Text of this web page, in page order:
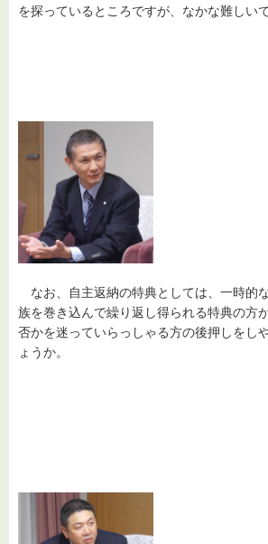
を探っているところですが、なかな難しいで
なお、自主返納の特典としては、一時的
族を巻き込んで繰り返し得られる特典の方
否かを迷っていらっしゃる方の後押しをし
ょうか。